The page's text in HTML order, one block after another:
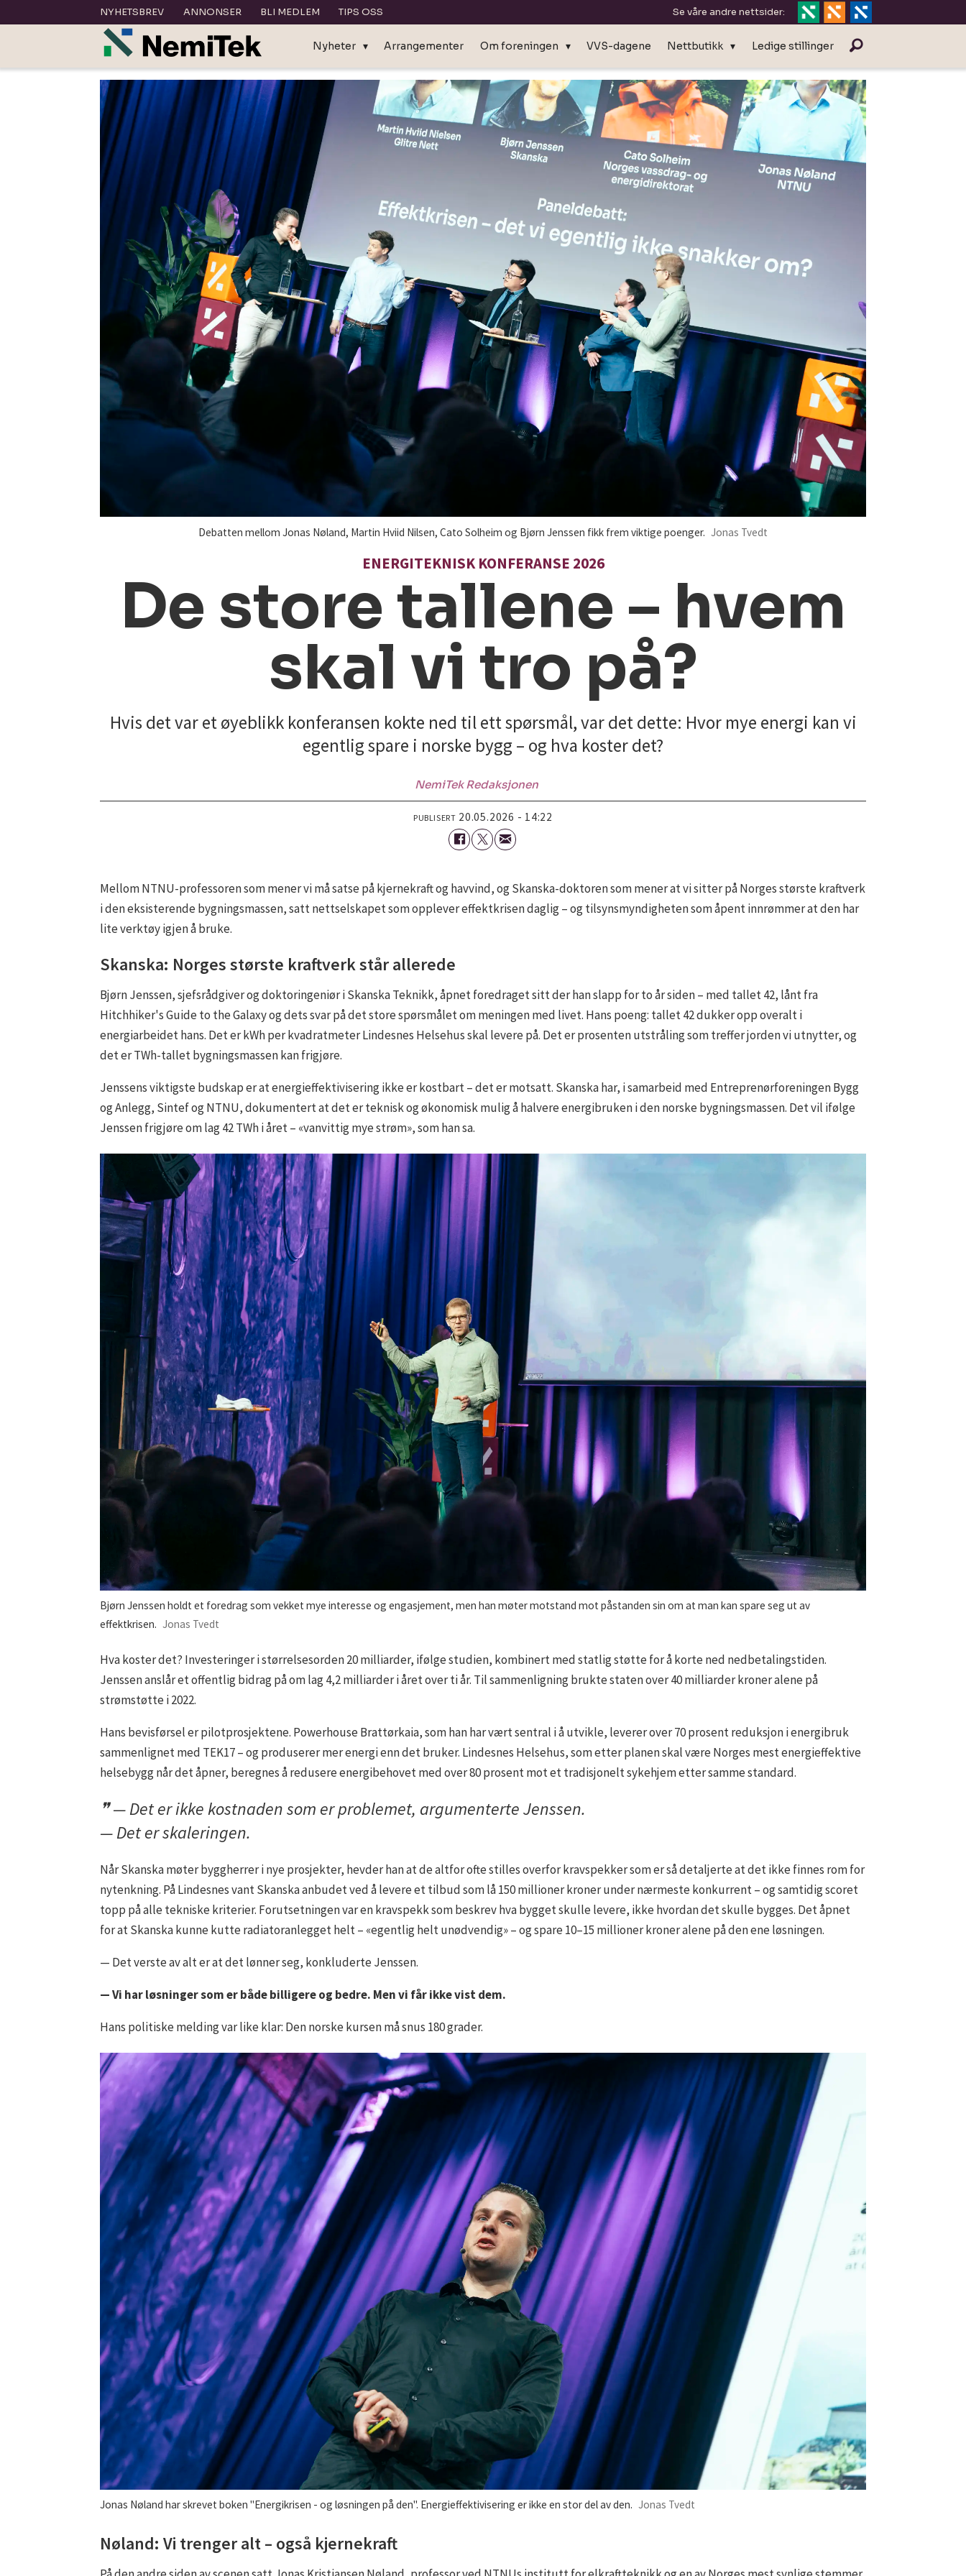
NYHETSBREV ANNONSER BLI MEDLEM TIPS OSS Se våre andre nettsider:
Nyheter Arrangementer Om foreningen VVS-dagene Nettbutikk Ledige stillinger
Debatten mellom Jonas Nøland, Martin Hviid Nilsen, Cato Solheim og Bjørn Jenssen fikk frem viktige poenger. Jonas Tvedt
ENERGITEKNISK KONFERANSE 2026
De store tallene – hvem
skal vi tro på?
Hvis det var et øyeblikk konferansen kokte ned til ett spørsmål, var det dette: Hvor mye energi kan vi
egentlig spare i norske bygg – og hva koster det?
NemiTek Redaksjonen
PUBLISERT 20.05.2026 - 14:22
Mellom NTNU-professoren som mener vi må satse på kjernekraft og havvind, og Skanska-doktoren som mener at vi sitter på Norges største kraftverk
i den eksisterende bygningsmassen, satt nettselskapet som opplever effektkrisen daglig – og tilsynsmyndigheten som åpent innrømmer at den har
lite verktøy igjen å bruke.
Skanska: Norges største kraftverk står allerede
Bjørn Jenssen, sjefsrådgiver og doktoringeniør i Skanska Teknikk, åpnet foredraget sitt der han slapp for to år siden – med tallet 42, lånt fra
Hitchhiker's Guide to the Galaxy og dets svar på det store spørsmålet om meningen med livet. Hans poeng: tallet 42 dukker opp overalt i
energiarbeidet hans. Det er kWh per kvadratmeter Lindesnes Helsehus skal levere på. Det er prosenten utstråling som treffer jorden vi utnytter, og
det er TWh-tallet bygningsmassen kan frigjøre.
Jenssens viktigste budskap er at energieffektivisering ikke er kostbart – det er motsatt. Skanska har, i samarbeid med Entreprenørforeningen Bygg
og Anlegg, Sintef og NTNU, dokumentert at det er teknisk og økonomisk mulig å halvere energibruken i den norske bygningsmassen. Det vil ifølge
Jenssen frigjøre om lag 42 TWh i året – «vanvittig mye strøm», som han sa.
Bjørn Jenssen holdt et foredrag som vekket mye interesse og engasjement, men han møter motstand mot påstanden sin om at man kan spare seg ut av
effektkrisen. Jonas Tvedt
Hva koster det? Investeringer i størrelsesorden 20 milliarder, ifølge studien, kombinert med statlig støtte for å korte ned nedbetalingstiden.
Jenssen anslår et offentlig bidrag på om lag 4,2 milliarder i året over ti år. Til sammenligning brukte staten over 40 milliarder kroner alene på
strømstøtte i 2022.
Hans bevisførsel er pilotprosjektene. Powerhouse Brattørkaia, som han har vært sentral i å utvikle, leverer over 70 prosent reduksjon i energibruk
sammenlignet med TEK17 – og produserer mer energi enn det bruker. Lindesnes Helsehus, som etter planen skal være Norges mest energieffektive
helsebygg når det åpner, beregnes å redusere energibehovet med over 80 prosent mot et tradisjonelt sykehjem etter samme standard.
— Det er ikke kostnaden som er problemet, argumenterte Jenssen.
— Det er skaleringen.
Når Skanska møter byggherrer i nye prosjekter, hevder han at de altfor ofte stilles overfor kravspekker som er så detaljerte at det ikke finnes rom for
nytenkning. På Lindesnes vant Skanska anbudet ved å levere et tilbud som lå 150 millioner kroner under nærmeste konkurrent – og samtidig scoret
topp på alle tekniske kriterier. Forutsetningen var en kravspekk som beskrev hva bygget skulle levere, ikke hvordan det skulle bygges. Det åpnet
for at Skanska kunne kutte radiatoranlegget helt – «egentlig helt unødvendig» – og spare 10–15 millioner kroner alene på den ene løsningen.
— Det verste av alt er at det lønner seg, konkluderte Jenssen.
— Vi har løsninger som er både billigere og bedre. Men vi får ikke vist dem.
Hans politiske melding var like klar: Den norske kursen må snus 180 grader.
Jonas Nøland har skrevet boken "Energikrisen - og løsningen på den". Energieffektivisering er ikke en stor del av den. Jonas Tvedt
Nøland: Vi trenger alt – også kjernekraft